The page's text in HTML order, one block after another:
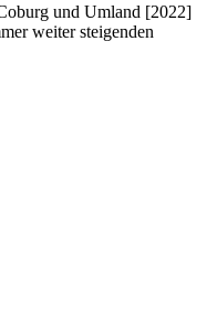
und Umland [2022]
weiter steigenden